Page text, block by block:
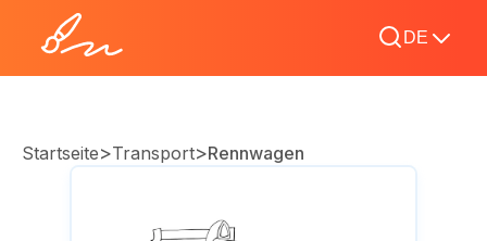
DE
Startseite>Transport>Rennwagen